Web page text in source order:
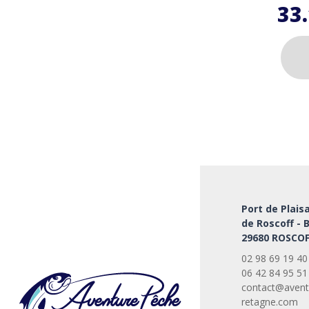
être
sur
la
page
du
produit
Port de
de Roscoff -
29680
02 98 69 19 40
06 42 84 95 51
retagne.com